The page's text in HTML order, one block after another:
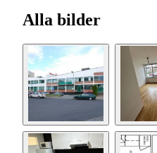
Alla bilder